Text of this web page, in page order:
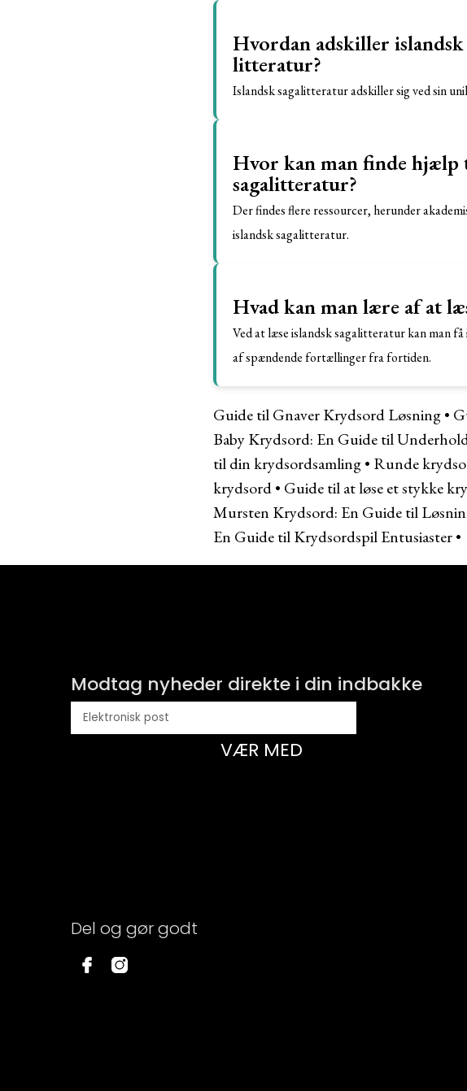
Hvordan adskiller
litteratur?
Islandsk sagalitteratur adskiller sig ved sin
Hvor kan man finde
sagalitteratur?
Der findes flere ressourcer, herunder
islandsk sagalitteratur.
Hvad kan man lære af at
Ved at læse islandsk sagalitteratur kan man
af spændende fortællinger fra fortiden.
Guide til Gnaver Krydsord Løsning•
Baby Krydsord: En Guide til
til din krydsordsamling• Runde
krydsord• Guide til at løse et stykke
Mursten Krydsord: En Guide til
En Guide til Krydsordspil Entusiaster•
Modtag nyheder direkte i din indbakke
VÆR MED
Del og gør godt